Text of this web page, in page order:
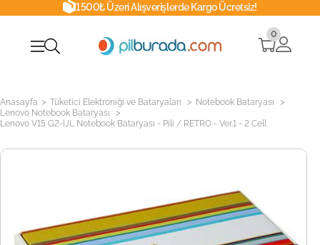
1500₺ Üzeri Alışverişlerde Kargo Ücretsiz!
0
Anasayfa > Tüketici Elektroniği ve Bataryaları > Notebook Bataryası >
Lenovo Notebook Bataryası >
Lenovo V15 G2-IJL Notebook Bataryası - Pili / RETRO - Ver.1 - 2 Cell